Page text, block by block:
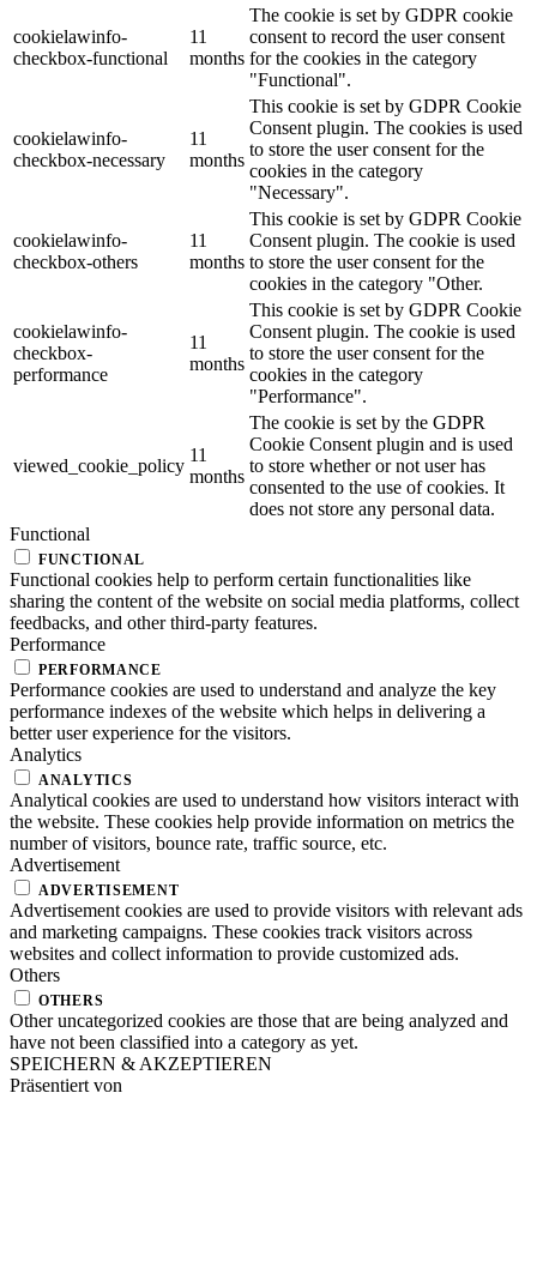
cookielawinfo-
checkbox-functional
11
months
The cookie is set by GDPR cookie
consent to record the user consent
for the cookies in the category
"Functional".
cookielawinfo-
checkbox-necessary
11
months
This cookie is set by GDPR Cookie
Consent plugin. The cookies is used
to store the user consent for the
cookies in the category
"Necessary".
cookielawinfo-
checkbox-others
11
months
This cookie is set by GDPR Cookie
Consent plugin. The cookie is used
to store the user consent for the
cookies in the category "Other.
cookielawinfo-
checkbox-
performance
11
months
This cookie is set by GDPR Cookie
Consent plugin. The cookie is used
to store the user consent for the
cookies in the category
"Performance".
viewed_cookie_policy
11
months
The cookie is set by the GDPR
Cookie Consent plugin and is used
to store whether or not user has
consented to the use of cookies. It
does not store any personal data.
Functional
FUNCTIONAL
Functional cookies help to perform certain functionalities like
sharing the content of the website on social media platforms, collect
feedbacks, and other third-party features.
Performance
PERFORMANCE
Performance cookies are used to understand and analyze the key
performance indexes of the website which helps in delivering a
better user experience for the visitors.
Analytics
ANALYTICS
Analytical cookies are used to understand how visitors interact with
the website. These cookies help provide information on metrics the
number of visitors, bounce rate, traffic source, etc.
Advertisement
ADVERTISEMENT
Advertisement cookies are used to provide visitors with relevant ads
and marketing campaigns. These cookies track visitors across
websites and collect information to provide customized ads.
Others
OTHERS
Other uncategorized cookies are those that are being analyzed and
have not been classified into a category as yet.
SPEICHERN & AKZEPTIEREN
Präsentiert von